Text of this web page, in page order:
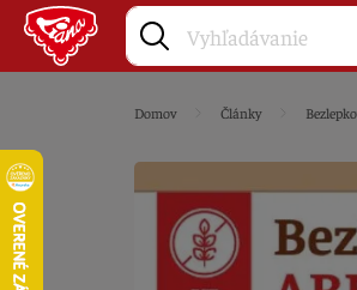
Domov Články